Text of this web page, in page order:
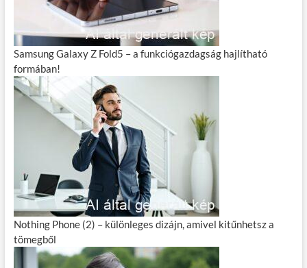
Samsung Galaxy Z Fold5 – a funkciógazdagság hajlítható
formában!
Nothing Phone (2) – különleges dizájn, amivel kitűnhetsz a
tömegből